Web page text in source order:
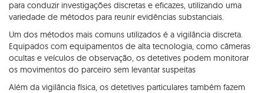
para conduzir investigações discretas e eficazes, utilizando uma
variedade de métodos para reunir evidências substanciais.
Um dos métodos mais comuns utilizados é a vigilância discreta.
Equipados com equipamentos de alta tecnologia, como câmeras
ocultas e veículos de observação, os detetives podem monitorar
os movimentos do parceiro sem levantar suspeitas
Além da vigilância física, os detetives particulares também fazem